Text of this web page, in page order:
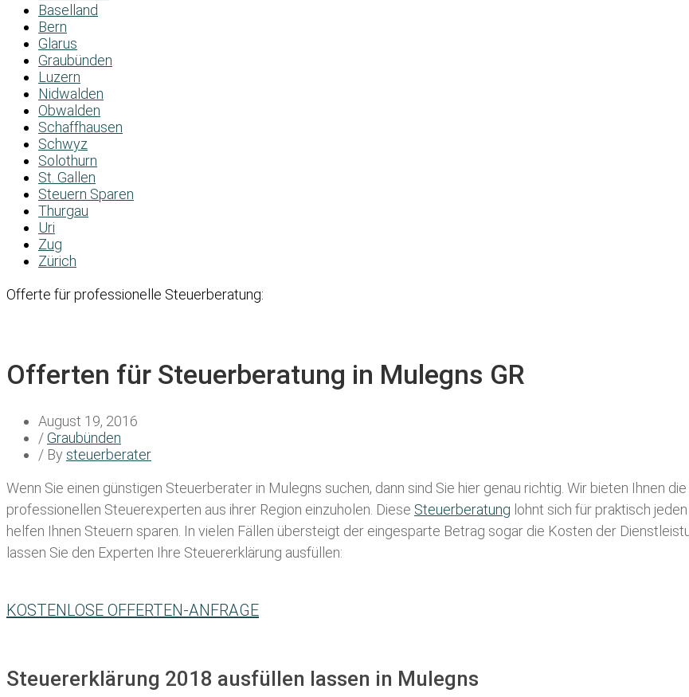
Baselland
Bern
Glarus
Graubünden
Luzern
Nidwalden
Obwalden
Schaffhausen
Schwyz
Solothurn
St. Gallen
Steuern Sparen
Thurgau
Uri
Zug
Zürich
Offerte für professionelle Steuerberatung:
Offerten für Steuerberatung in Mulegns GR
August 19, 2016
/Graubünden
/ By steuerberater
Wenn Sie einen günstigen Steuerberater in Mulegns suchen, dann sind Sie hier genau richtig. Wir bieten Ihnen
professionellen Steuerexperten aus ihrer Region einzuholen. Diese Steuerberatung lohnt sich für praktisch
helfen Ihnen Steuern sparen. In vielen Fällen übersteigt der eingesparte Betrag sogar die Kosten der
lassen Sie den Experten Ihre Steuererklärung ausfüllen:
KOSTENLOSE OFFERTEN-ANFRAGE
Steuererklärung 2018 ausfüllen lassen in Mulegns